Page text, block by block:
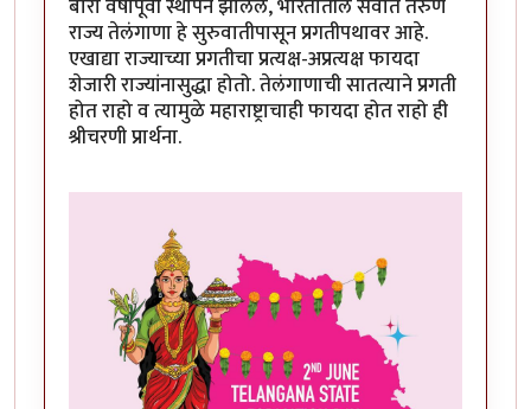
बारा वर्षांपूर्वी स्थापन झालेले, भारतातील सर्वात तरुण
राज्य तेलंगाणा हे सुरुवातीपासून प्रगतीपथावर आहे.
एखाद्या राज्याच्या प्रगतीचा प्रत्यक्ष-अप्रत्यक्ष फायदा
शेजारी राज्यांनासुद्धा होतो. तेलंगाणाची सातत्याने प्रगती
होत राहो व त्यामुळे महाराष्ट्राचाही फायदा होत राहो ही
श्रीचरणी प्रार्थना.